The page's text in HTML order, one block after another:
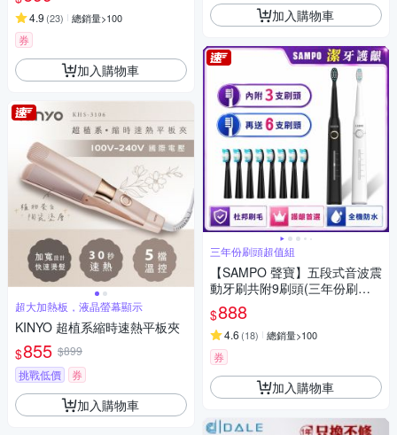
4.9 (23) 總銷量>100
券
加入購物車
超大加熱板，液晶螢幕顯示
KINYO 超植系縮時速熱平板夾
$855 $899
挑戰低價
券
加入購物車
加入購物車
三年份刷頭超值組
【SAMPO 聲寶】五段式音波震
動牙刷共附9刷頭(三年份刷頭
超值組)
$888
4.6 (18) 總銷量>100
券
加入購物車